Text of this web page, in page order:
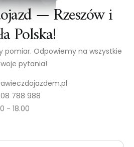
— Rzeszów i
Polska!
pomiar. Odpowiemy na wszystkie
pytania!
788 988
- 18.00